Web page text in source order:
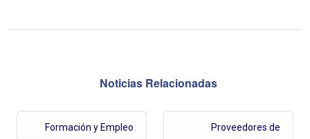
Noticias Relacionadas
Formación y Empleo
Proveedores de